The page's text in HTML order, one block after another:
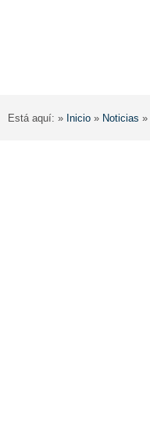
Está aquí: » Inicio » Noticias »